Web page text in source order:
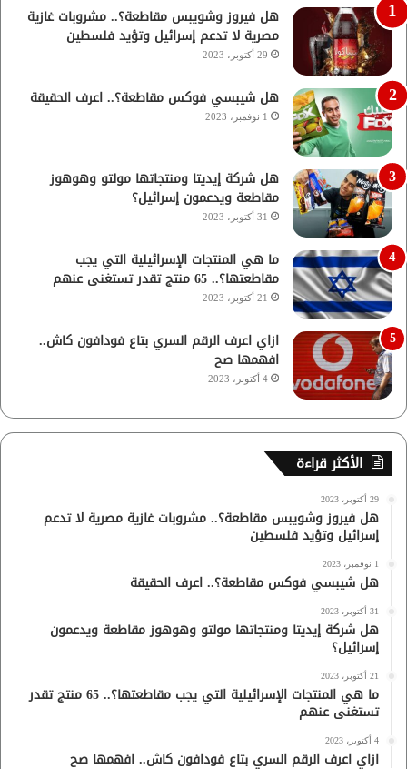
هل فيروز وشويبس مقاطعة؟.. مشروبات غازية
مصرية لا تدعم إسرائيل وتؤيد فلسطين
29 أكتوبر، 2023
هل شيبسي فوكس مقاطعة؟.. اعرف الحقيقة
1 نوفمبر، 2023
هل شركة إيديتا ومنتجاتها مولتو وهوهوز
مقاطعة ويدعمون إسرائيل؟
31 أكتوبر، 2023
ما هي المنتجات الإسرائيلية التي يجب
مقاطعتها؟.. 65 منتج تقدر تستغنى عنهم
21 أكتوبر، 2023
ازاي اعرف الرقم السري بتاع فودافون كاش..
افهمها صح
4 أكتوبر، 2023
الأكثر قراءة
29 أكتوبر، 2023
هل فيروز وشويبس مقاطعة؟.. مشروبات غازية مصرية لا تدعم
إسرائيل وتؤيد فلسطين
1 نوفمبر، 2023
هل شيبسي فوكس مقاطعة؟.. اعرف الحقيقة
31 أكتوبر، 2023
هل شركة إيديتا ومنتجاتها مولتو وهوهوز مقاطعة ويدعمون
إسرائيل؟
21 أكتوبر، 2023
ما هي المنتجات الإسرائيلية التي يجب مقاطعتها؟.. 65 منتج تقدر
تستغنى عنهم
4 أكتوبر، 2023
ازاي اعرف الرقم السري بتاع فودافون كاش.. افهمها صح